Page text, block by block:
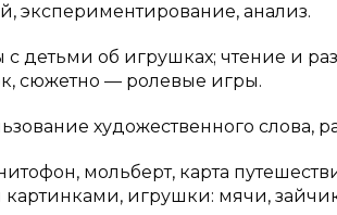
экспериментирование, анализ.
детьми об игрушках; чтение и
сюжетно — ролевые игры.
художественного слова,
мольберт, карта
игрушки: мячи,